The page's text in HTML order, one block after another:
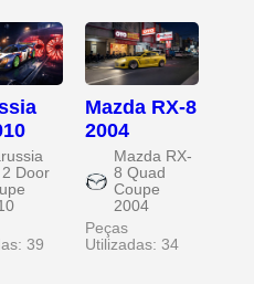
2 Door
39
Mazda RX-8
2004
Mazda RX-
8 Quad
Coupe
2004
Peças
Utilizadas: 34